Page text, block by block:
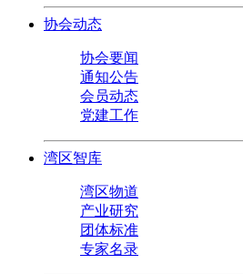
协会动态
协会要闻
通知公告
会员动态
党建工作
湾区智库
湾区物道
产业研究
团体标准
专家名录